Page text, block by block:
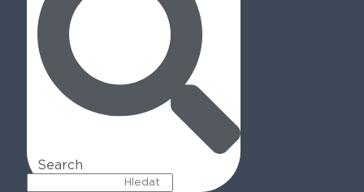
Search